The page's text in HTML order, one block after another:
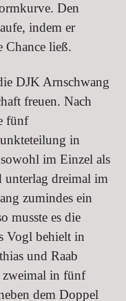
Den
indem er
Chance ließ.
DJK Arnschwang
freuen. Nach
fünf
in
im Einzel als
dreimal im
zumindes ein
musste es die
Vogl behielt in
und Raab
zweimal in fünf
dem Doppel